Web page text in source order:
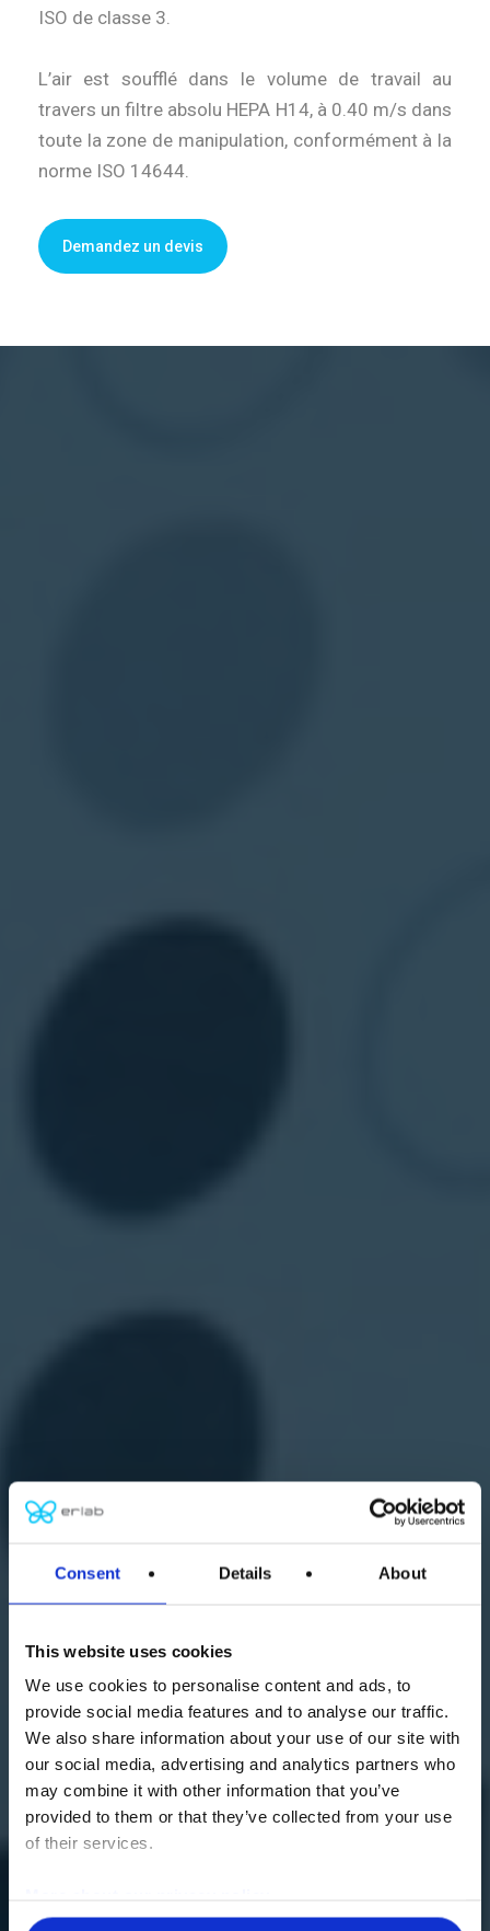
Consent Details About
This website uses cookies
We use cookies to personalise content and ads, to
provide social media features and to analyse our traffic.
We also share information about your use of our site with
our social media, advertising and analytics partners who
may combine it with other information that you’ve
provided to them or that they’ve collected from your use
of their services.
ISO de classe 3.
L’air est soufflé dans le volume de travail au
travers un filtre absolu HEPA H14, à 0.40 m/s dans
toute la zone de manipulation, conformément à la
norme ISO 14644.
Demandez un devis